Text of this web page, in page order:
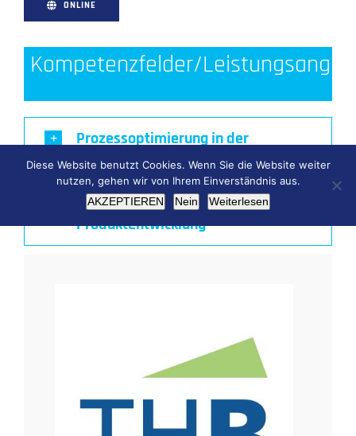
ONLINE
Kompetenzfelder/
Prozessoptimierung in der
Produktion
Produktfindung und
Produktentwicklung
Diese Website benutzt Cookies. Wenn Sie die Website weiter
nutzen, gehen wir von Ihrem Einverständnis aus.
AKZEPTIEREN
Nein Weiterlesen